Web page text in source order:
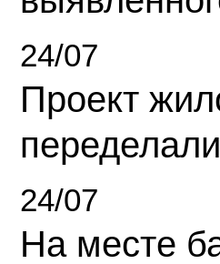
24/07
Проект
переделали
24/07
На месте